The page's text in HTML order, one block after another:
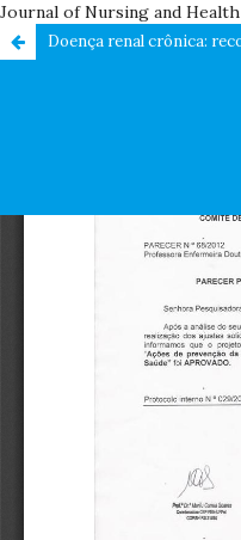
Journal of Nursing and Health